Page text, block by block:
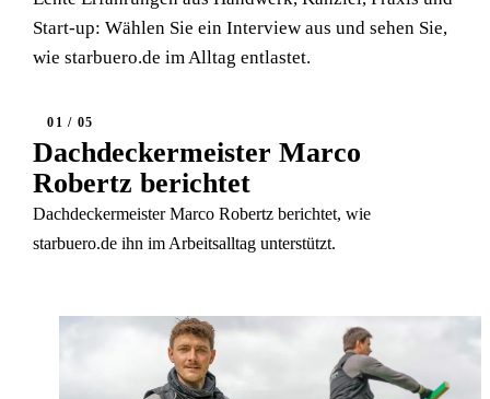
Start-up: Wählen Sie ein Interview aus und sehen Sie,
wie starbuero.de im Alltag entlastet.
01 / 05
Dachdeckermeister Marco
Robertz berichtet
Dachdeckermeister Marco Robertz berichtet, wie
starbuero.de ihn im Arbeitsalltag unterstützt.